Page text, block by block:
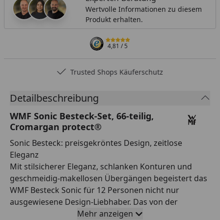
Wertvolle Informationen zu diesem
Produkt erhalten.
4,81/ 5
Trusted Shops Käuferschutz
Detailbeschreibung
WMF Sonic Besteck-Set, 66-teilig,
Cromargan protect®
Sonic Besteck: preisgekröntes Design, zeitlose
Eleganz
Mit stilsicherer Eleganz, schlanken Konturen und
geschmeidig-makellosen Übergängen begeistert das
WMF Besteck Sonic für 12 Personen nicht nur
ausgewiesene Design-Liebhaber. Das von der
international renommierten Designschmiede Casini &
Mehr anzeigen